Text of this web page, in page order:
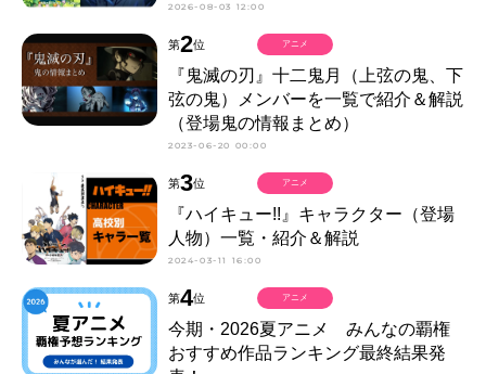
2026-08-03 12:00
第2位
『鬼滅の刃』十二鬼月（上弦の鬼、下
弦の鬼）メンバーを一覧で紹介＆解説
（登場鬼の情報まとめ）
2023-06-20 00:00
アニメ
第3位
『ハイキュー!!』キャラクター（登場
人物）一覧・紹介＆解説
2024-03-11 16:00
アニメ
第4位
今期・2026夏アニメ みんなの覇権
おすすめ作品ランキング最終結果発
アニメ